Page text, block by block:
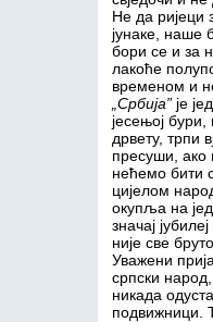
Не да ријеци
јунаке, наше
бори се и за
лакоће
временом и
Србија”је
јесењој бури,
дрвету, трпи
пресуши, ако
нећемо бити
цијелом
окупља на
значај
није све
Уважени
српски
никада
подвижници.